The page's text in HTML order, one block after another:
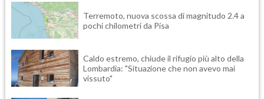
Terremoto, nuova scossa di magnitudo 2.4 a
pochi chilometri da Pisa
Caldo estremo, chiude il rifugio più alto della
Lombardia: "Situazione che non avevo mai
vissuto"